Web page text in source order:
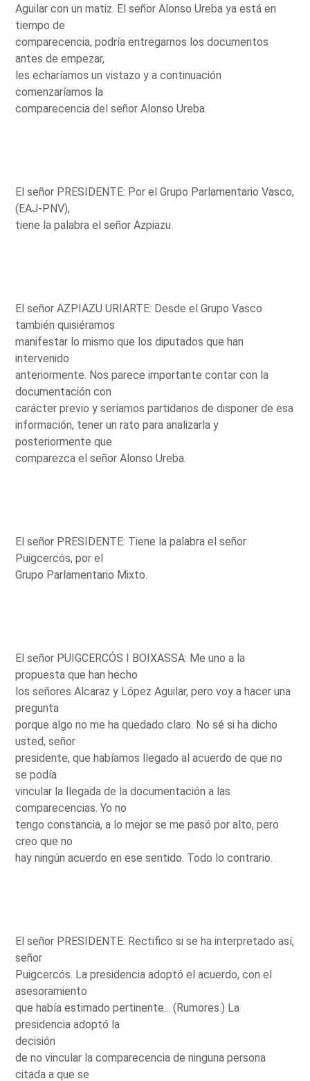
Aguilar con un matiz. El señor Alonso Ureba ya está en
tiempo de
comparecencia, podría entregarnos los documentos
antes de empezar,
les echaríamos un vistazo y a continuación
comenzaríamos la
comparecencia del señor Alonso Ureba.
El señor PRESIDENTE: Por el Grupo Parlamentario Vasco,
(EAJ-PNV),
tiene la palabra el señor Azpiazu.
El señor AZPIAZU URIARTE: Desde el Grupo Vasco
también quisiéramos
manifestar lo mismo que los diputados que han
intervenido
anteriormente. Nos parece importante contar con la
documentación con
carácter previo y seríamos partidarios de disponer de esa
información, tener un rato para analizarla y
posteriormente que
comparezca el señor Alonso Ureba.
El señor PRESIDENTE: Tiene la palabra el señor
Puigcercós, por el
Grupo Parlamentario Mixto.
El señor PUIGCERCÓS I BOIXASSA: Me uno a la
propuesta que han hecho
los señores Alcaraz y López Aguilar, pero voy a hacer una
pregunta
porque algo no me ha quedado claro. No sé si ha dicho
usted, señor
presidente, que habíamos llegado al acuerdo de que no
se podía
vincular la llegada de la documentación a las
comparecencias. Yo no
tengo constancia, a lo mejor se me pasó por alto, pero
creo que no
hay ningún acuerdo en ese sentido. Todo lo contrario.
El señor PRESIDENTE: Rectifico si se ha interpretado así,
señor
Puigcercós. La presidencia adoptó el acuerdo, con el
asesoramiento
que había estimado pertinente... (Rumores.) La
presidencia adoptó la
decisión
de no vincular la comparecencia de ninguna persona
citada a que se